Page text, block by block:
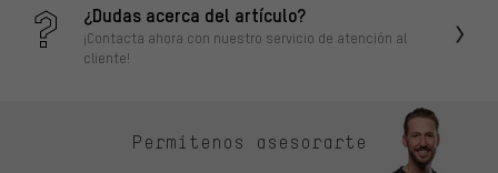
¿Dudas acerca del artículo?
¡Contacta ahora con nuestro servicio de atención al
cliente!
Permítenos asesorarte